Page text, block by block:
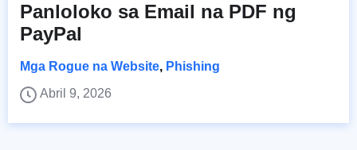
Panloloko sa Email na PDF ng
PayPal
Mga Rogue na Website, Phishing
Abril 9, 2026